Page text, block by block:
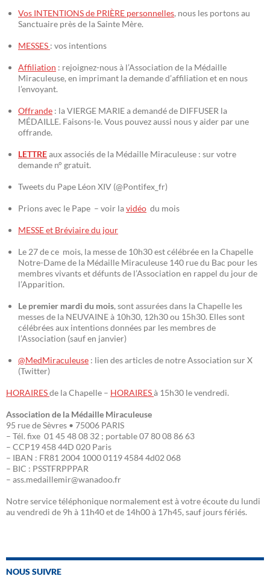
Vos INTENTIONS de PRIÈRE personnelles, nous les portons au
Sanctuaire près de la Sainte Mère.
MESSES : vos intentions
Affiliation : rejoignez-nous à l’Association de la Médaille
Miraculeuse, en imprimant la demande d’affiliation et en nous
l’envoyant.
Offrande : la VIERGE MARIE a demandé de DIFFUSER la
MÉDAILLE. Faisons-le. Vous pouvez aussi nous y aider par une
offrande.
LETTREaux associés de la Médaille Miraculeuse : sur votre
demande n° gratuit.
Tweets du Pape Léon XIV (@Pontifex_fr)
Prions avec le Pape – voir lavidéo du mois
MESSE et Bréviaire du jour
Le 27 de ce mois, la messe de 10h30 est célébrée en la Chapelle
Notre-Dame de la Médaille Miraculeuse 140 rue du Bac pour les
membres vivants et défunts de l’Association en rappel du jour de
l’Apparition.
Le premier mardi du mois, sont assurées dans la Chapelle les
messes de la NEUVAINE à 10h30, 12h30 ou 15h30. Elles sont
célébrées aux intentions données par les membres de
l’Association (sauf en janvier)
@MedMiraculeuse : lien des articles de notre Association sur X
(Twitter)
HORAIRESde la Chapelle – HORAIRESà 15h30 le vendredi.
Association de la Médaille Miraculeuse
95 rue de Sèvres • 75006 PARIS
– Tél. fixe 01 45 48 08 32 ; portable 07 80 08 86 63
– CCP19 458 44D 020 Paris
– IBAN : FR81 2004 1000 0119 4584 4d02 068
– BIC : PSSTFRPPPAR
– ass.medaillemir@wanadoo.fr
Notre service téléphonique normalement est à votre écoute du lundi
au vendredi de 9h à 11h40 et de 14h00 à 17h45, sauf jours fériés.
NOUS SUIVRE